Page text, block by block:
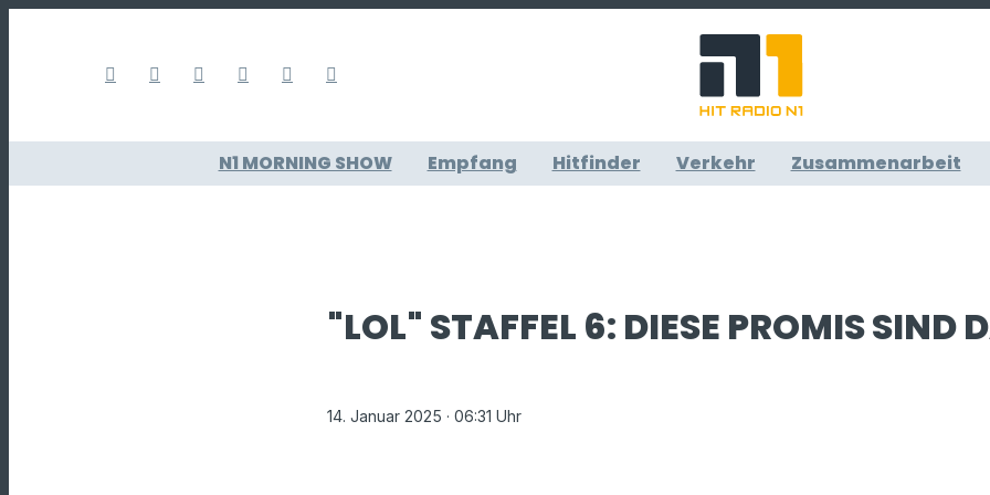
N1 MORNING SHOW Empfang Hitfinder Verkehr Zusammenarbeit
"LOL" STAFFEL 6: DIESE PROMIS SIND
14. Januar 2025 · 06:31 Uhr